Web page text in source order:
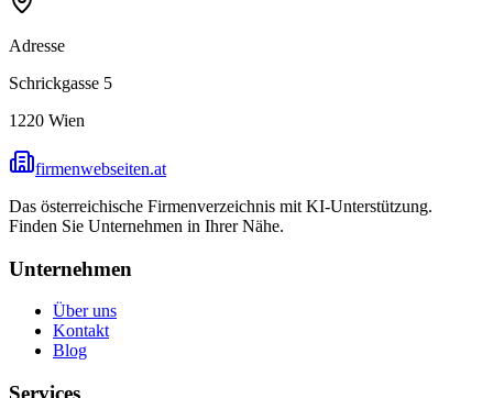
Adresse
Schrickgasse 5
1220 Wien
firmenwebseiten.at
Das österreichische Firmenverzeichnis mit KI-Unterstützung.
Finden Sie Unternehmen in Ihrer Nähe.
Unternehmen
Über uns
Kontakt
Blog
Services